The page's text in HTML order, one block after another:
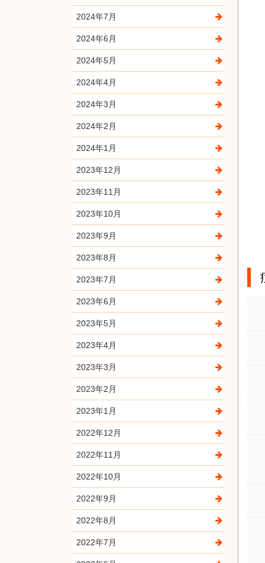
2024年7月
2024年6月
2024年5月
2024年4月
2024年3月
2024年2月
2024年1月
2023年12月
2023年11月
2023年10月
2023年9月
2023年8月
2023年7月
2023年6月
2023年5月
2023年4月
2023年3月
2023年2月
2023年1月
2022年12月
2022年11月
2022年10月
2022年9月
2022年8月
2022年7月